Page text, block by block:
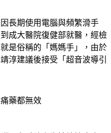
長期使用電腦與頻繁滑手
成大醫院復健部就醫，經檢
是俗稱的「媽媽手」，由於
淳建議後接受「超音波導引
藥都無效